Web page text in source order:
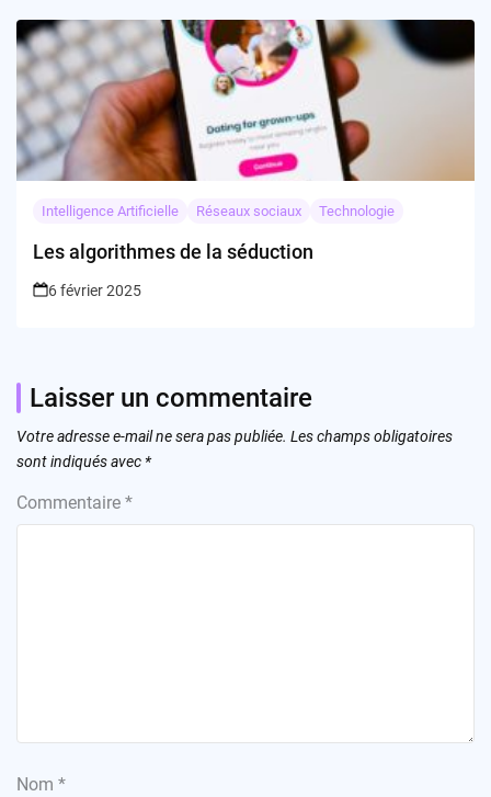
Intelligence Artificielle Réseaux sociaux Technologie
Les algorithmes de la séduction
6 février 2025
Laisser un commentaire
Votre adresse e-mail ne sera pas publiée. Les champs obligatoires
sont indiqués avec *
Commentaire *
Nom *